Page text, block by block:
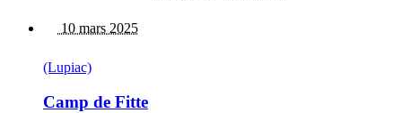
10 mars 2025
(Lupiac)
Camp de Fitte